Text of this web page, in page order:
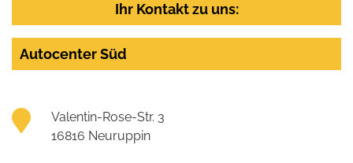
Ihr Kontakt zu uns:
Autocenter Süd
Valentin-Rose-Str. 3
16816 Neuruppin